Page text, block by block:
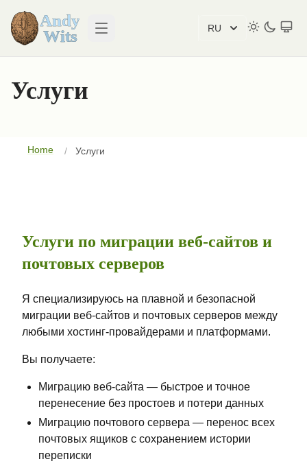
Open main menu
RU
Услуги
Home Услуги
Услуги по миграции веб-сайтов и
почтовых серверов
Я специализируюсь на плавной и безопасной
миграции веб-сайтов и почтовых серверов между
любыми хостинг-провайдерами и платформами.
Вы получаете:
Миграцию веб-сайта — быстрое и точное
перенесение без простоев и потери данных
Миграцию почтового сервера — перенос всех
почтовых ящиков с сохранением истории
переписки